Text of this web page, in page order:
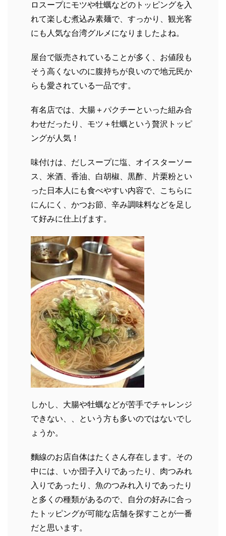
ロスープにモツや牡蠣などのトッピングを入
れて楽しむ煮込み素麺で、すっかり、観光客
にも人気な台湾グルメになりましたよね。
屋台で販売されていることが多く、お値段も
そう高くないのに腹持ちが良いので地元民か
らも愛されている一品です。
有名店では、大腸＋パクチーといった組み合
わせだったり、モツ＋牡蠣という贅沢トッピ
ングが人気！
味付けは、だしスープに塩、オイスターソー
ス、米酒、香油、白胡椒、黒酢、片栗粉とい
った日本人にも食べやすい内容で、こちらに
にんにく、かつお節、辛み調味料などを足し
て好みに仕上げます。
しかし、大腸や牡蠣などが苦手でチャレンジ
できない、、という方も多いのではないでし
ょうか。
麵線のお店自体はたくさん存在します。その
中には、いか団子入りであったり、肉つみれ
入りであったり、魚のつみれ入りであったり
と多くの種類があるので、自分の好みに合っ
たトッピングが可能な店舗を探すことが一番
だと思います。